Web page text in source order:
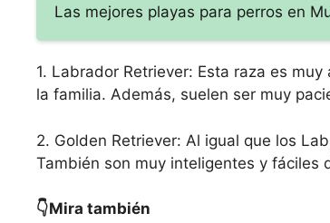
Las mejores playas para perros en
1. Labrador Retriever: Esta raza es
la familia. Además, suelen ser muy
2. Golden Retriever: Al igual que los
También son muy inteligentes y fáciles
👇Mira también